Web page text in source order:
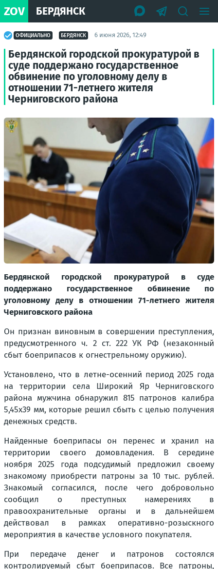
ZOV БЕРДЯНСК
ОФИЦИАЛЬНО БЕРДЯНСК 6 июня 2026, 12:49
Бердянской городской прокуратурой в
суде поддержано государственное
обвинение по уголовному делу в
отношении 71-летнего жителя
Черниговского района
Бердянской городской прокуратурой в суде
поддержано государственное обвинение по
уголовному делу в отношении 71-летнего жителя
Черниговского района
Он признан виновным в совершении преступления,
предусмотренного ч. 2 ст. 222 УК РФ (незаконный
сбыт боеприпасов к огнестрельному оружию).
Установлено, что в летне-осенний период 2025 года
на территории села Широкий Яр Черниговского
района мужчина обнаружил 815 патронов калибра
5,45х39 мм, которые решил сбыть с целью получения
денежных средств.
Найденные боеприпасы он перенес и хранил на
территории своего домовладения. В середине
ноября 2025 года подсудимый предложил своему
знакомому приобрести патроны за 10 тыс. рублей.
Знакомый согласился, после чего добровольно
сообщил о преступных намерениях в
правоохранительные органы и в дальнейшем
действовал в рамках оперативно-розыскного
мероприятия в качестве условного покупателя.
При передаче денег и патронов состоялся
контролируемый сбыт боеприпасов. Все патроны,